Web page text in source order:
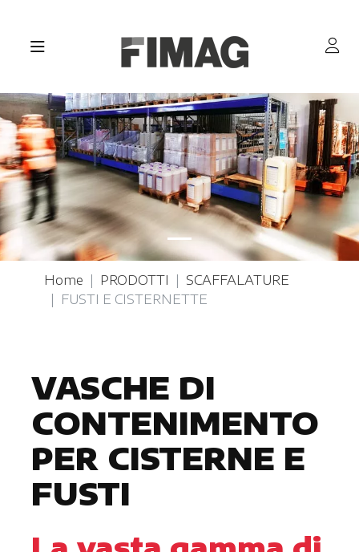
Home PRODOTTI
SCAFFALATURE
FUSTI E CISTERNETTE
VASCHE DI
CONTENIMENTO
PER CISTERNE E
FUSTI